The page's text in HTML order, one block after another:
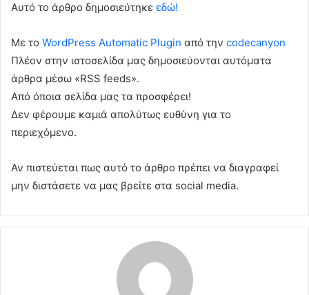
Αυτό το άρθρο δημοσιεύτηκε εδώ!
Με το WordPress Automatic Plugin από την codecanyon
Πλέον στην ιστοσελίδα μας δημοσιεύονται αυτόματα
άρθρα μέσω «RSS feeds».
Από όποια σελίδα μας τα προσφέρει!
Δεν φέρουμε καμιά απολύτως ευθύνη για το
περιεχόμενο.
Αν πιστεύεται πως αυτό το άρθρο πρέπει να διαγραφεί
μην διστάσετε να μας βρείτε στα social media.